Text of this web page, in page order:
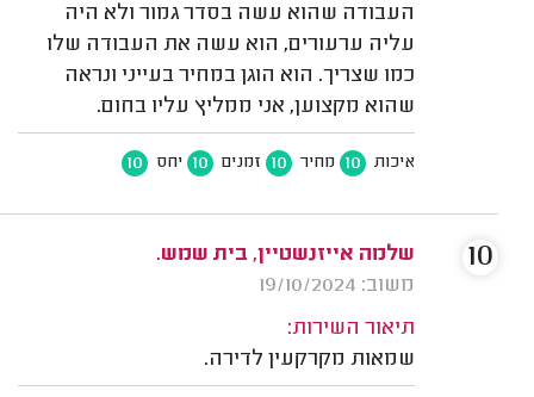
העבודה שהוא עשה בסדר גמור ולא היה
עליה ערעורים, הוא עשה את העבודה שלו
כמו שצריך. הוא הוגן במחיר בעייני ונראה
שהוא מקצוען, אני ממליץ עליו בחום.
איכות 10 מחיר 10 זמנים 10 יחס 10
שלמה אייזנשטיין, בית שמש.
משוב: 19/10/2024
תיאור השירות:
שמאות מקרקעין לדירה.
10